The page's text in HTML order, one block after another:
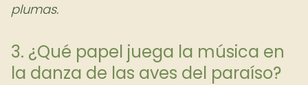
plumas.
3. ¿Qué papel juega la música en
la danza de las aves del paraíso?